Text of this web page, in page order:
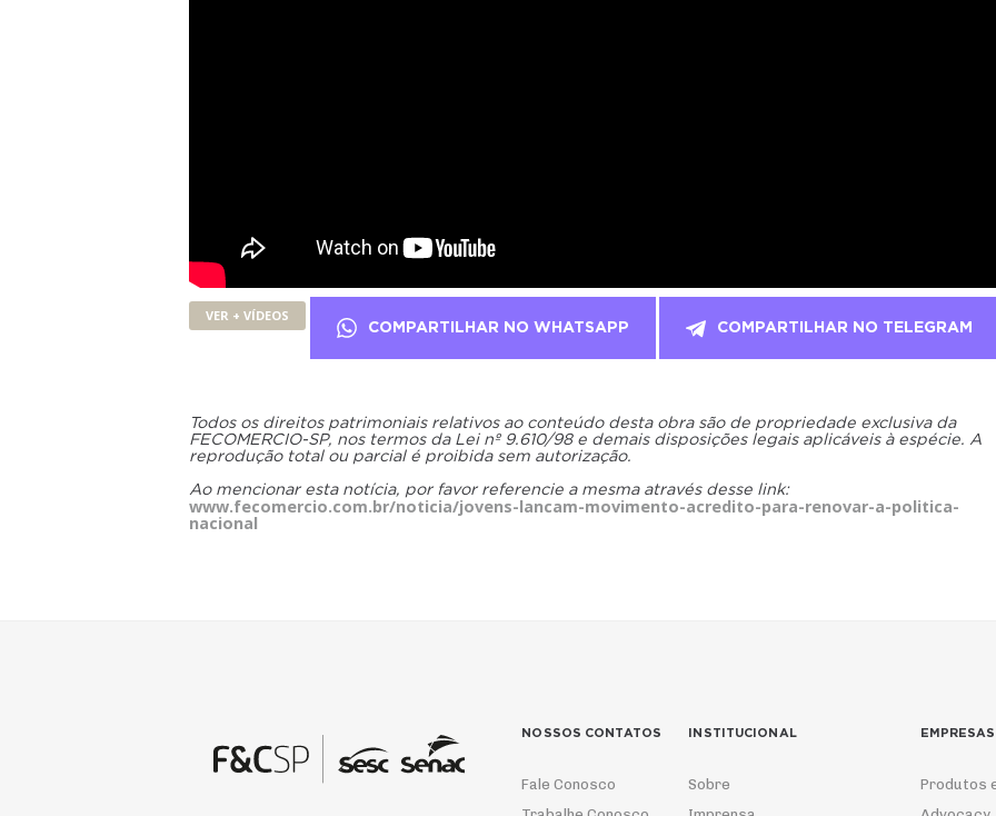
VER + VÍDEOS
COMPARTILHAR NO WHATSAPP COMPARTILHAR NO TELEGRAM
Todos os direitos patrimoniais relativos ao conteúdo desta obra são de propriedade exclusiva da
FECOMERCIO-SP, nos termos da Lei nº 9.610/98 e demais disposições legais aplicáveis à espécie. A
reprodução total ou parcial é proibida sem autorização.
Ao mencionar esta notícia, por favor referencie a mesma através desse link:
www.fecomercio.com.br/noticia/jovens-lancam-movimento-acredito-para-renovar-a-politica-
nacional
NOSSOS CONTATOS
Fale Conosco
INSTITUCIONAL
Sobre
EMPRESAS
Produtos